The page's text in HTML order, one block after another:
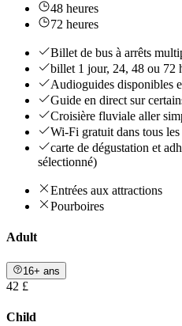
48 heures
72 heures
Billet de bus à arrêts
billet 1 jour, 24, 48 ou 72
Audioguides disponibles
Guide en direct sur
Croisière fluviale aller
Wi-Fi gratuit dans tous
carte de dégustation et
sélectionné)
Entrées aux attractions
Pourboires
Adult
16+ ans
42 £
Child